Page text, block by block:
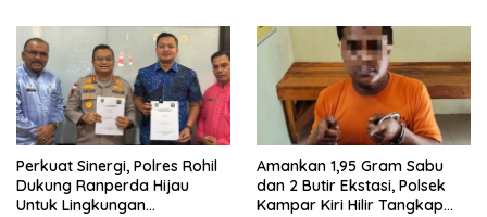
Perkuat Sinergi, Polres Rohil
Dukung Ranperda Hijau
Untuk Lingkungan
Amankan 1,95 Gram Sabu
dan 2 Butir Ekstasi, Polsek
Kampar Kiri Hilir Tangkap